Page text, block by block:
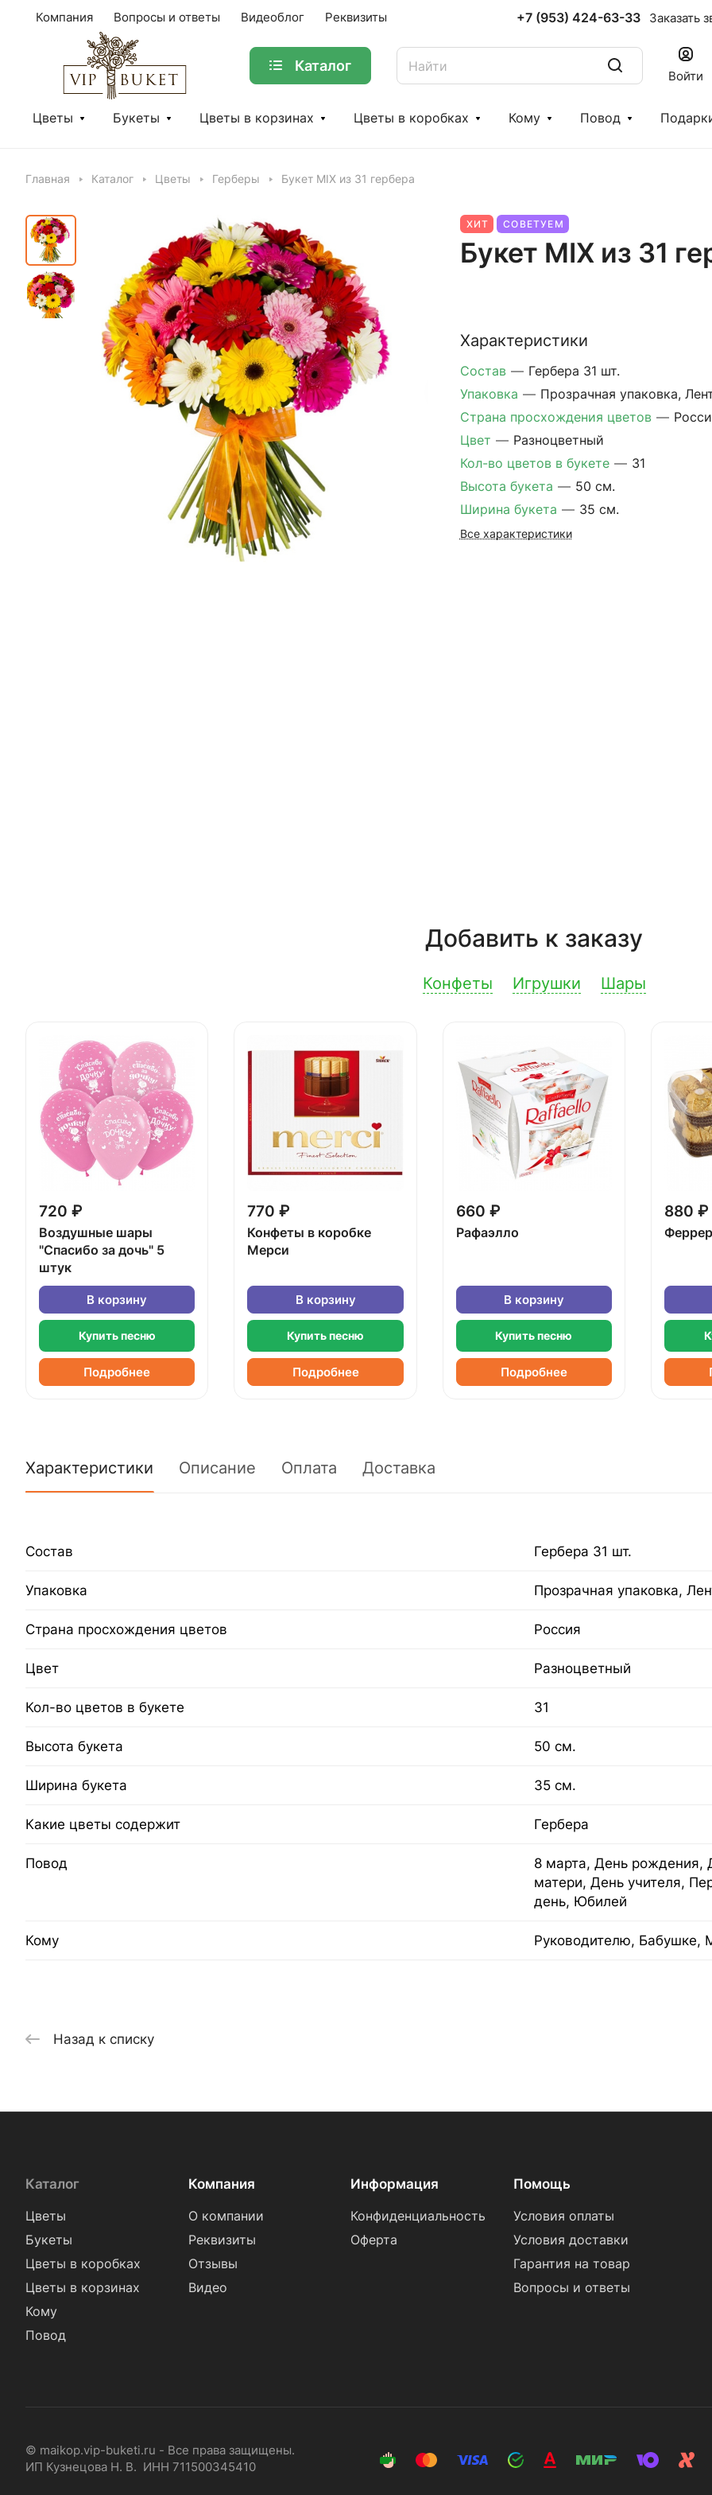
Компания Вопросы и ответы Видеоблог Реквизиты +7 (953) 424-63-33 Заказать
Каталог
Войти
Цветы Букеты Цветы в корзинах Цветы в коробках Кому Повод
Главная Каталог Цветы Герберы Букет MIX из 31 гербера
ХИТ СОВЕТУЕМ
Букет MIX из 31
Характеристики
Состав — Гербера 31 шт.
Упаковка — Прозрачная упаковка,
Страна просхождения цветов —
Цвет — Разноцветный
Кол-во цветов в букете — 31
Высота букета — 50 см.
Ширина букета — 35 см.
Все характеристики
Добавить к заказу
Конфеты Игрушки Шары
720 ₽
Воздушные шары
"Спасибо за дочь" 5
штук
В корзину
Купить песню
Подробнее
770 ₽
Конфеты в коробке
Мерси
В корзину
Купить песню
Подробнее
660 ₽
Рафаэлло
В корзину
Купить песню
Подробнее
880 ₽
Характеристики Описание Оплата Доставка
Состав Гербера 31 шт.
Упаковка Прозрачная упаковка,
Страна просхождения цветов Россия
Цвет Разноцветный
Кол-во цветов в букете 31
Высота букета 50 см.
Ширина букета 35 см.
Какие цветы содержит Гербера
Повод
8 марта, День рождения,
матери, День учителя,
день, Юбилей
Кому Руководителю,
Назад к списку
Каталог
Цветы
Букеты
Цветы в коробках
Цветы в корзинах
Кому
Повод
Компания
О компании
Реквизиты
Отзывы
Видео
Информация
Конфиденциальность
Оферта
Помощь
Условия оплаты
Условия доставки
Гарантия на товар
Вопросы и ответы
© maikop.vip-buketi.ru - Все права защищены.
ИП Кузнецова Н. В. ИНН 711500345410